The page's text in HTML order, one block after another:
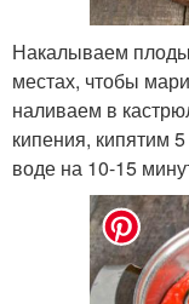
Накалываем
местах, чтобы
наливаем в
кипения, кипятим
воде на 10-15